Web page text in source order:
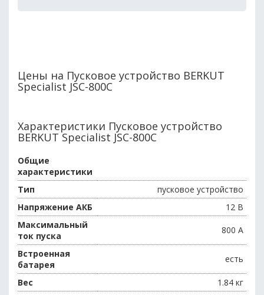
Цены на Пусковое устройство BERKUT
Specialist JSC-800C
Характеристики Пусковое устройство
BERKUT Specialist JSC-800C
Общие
характеристики
Тип
пусковое устройство
Напряжение АКБ
12 В
Максимальный
ток пуска
800 А
Встроенная
батарея
есть
Вес 1.84 кг